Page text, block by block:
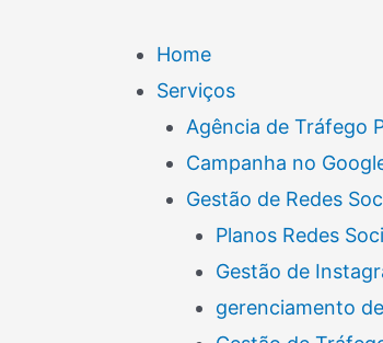
Home
Serviços
Agência de Tráfego
Campanha no
Gestão de Redes
Planos Redes
Gestão de
gerenciamento
Menu